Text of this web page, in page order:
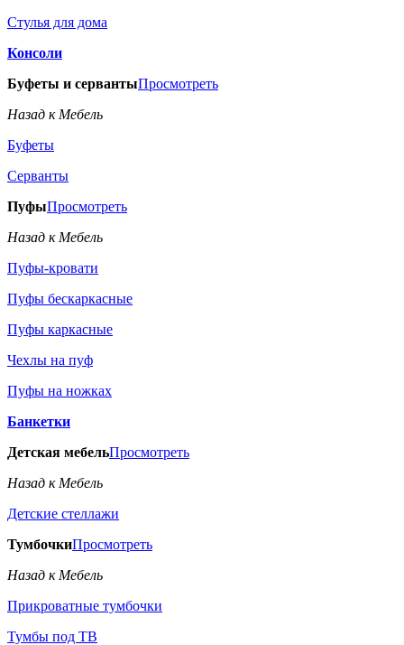
Стулья для дома
Консоли
Буфеты и сервантыПросмотреть
Назад к Мебель
Буфеты
Серванты
ПуфыПросмотреть
Назад к Мебель
Пуфы-кровати
Пуфы бескаркасные
Пуфы каркасные
Чехлы на пуф
Пуфы на ножках
Банкетки
Детская мебельПросмотреть
Назад к Мебель
Детские стеллажи
ТумбочкиПросмотреть
Назад к Мебель
Прикроватные тумбочки
Тумбы под ТВ